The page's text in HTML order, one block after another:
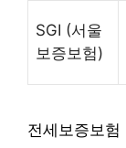
SGI (서울
보증보험)
전세보증보